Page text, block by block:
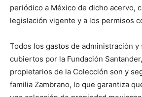
periódico a México de dicho acervo,
legislación vigente y a los permisos
Todos los gastos de administración
cubiertos por la Fundación
propietarios de la Colección son y
familia Zambrano, lo que garantiza